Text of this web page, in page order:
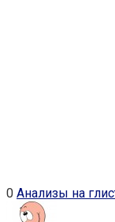
0 Анализы на